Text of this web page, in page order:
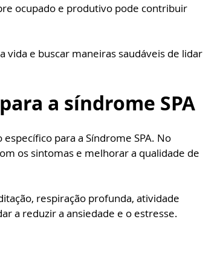
ocupado e produtivo pode contribuir
vida e buscar maneiras saudáveis de lidar
a síndrome SPA
para a Síndrome SPA. No
os sintomas e melhorar a qualidade de
respiração profunda, atividade
a reduzir a ansiedade e o estresse.